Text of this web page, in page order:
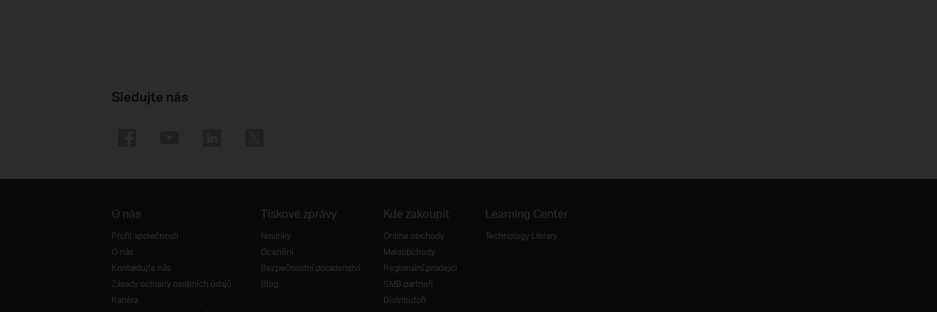
Sledujte nás
O nás
Profil společnosti
O nás
Kontaktujte nás
Zásady ochrany osobních údajů
Kariéra
Tiskové zprávy
Novinky
Ocenění
Bezpečnostní poradenství
Blog
Kde zakoupit
Online obchody
Maloobchody
Regionální prodejci
SMB partneři
Distributoři
Learning Center
Technology Library